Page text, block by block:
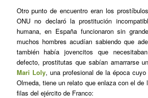
Otro punto de encuentro eran los
ONU no declaró la prostitución
humana, en España funcionaron sin
muchos hombres acudían sabiendo que
también había jovencitos que
defecto, prostitutas que sabían amarrarse
Mari Loly, una profesional de la época
Olmeda, tiene un relato que enlaza con el de
filas del ejército de Franco: